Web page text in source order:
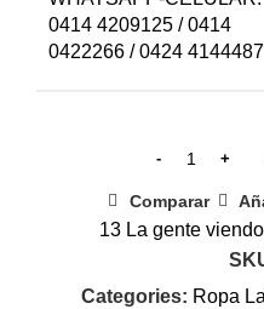
0414 4209125 / 0414
0422266 / 0424 4144487
Comparar
13 La gente
Categories: Ropa